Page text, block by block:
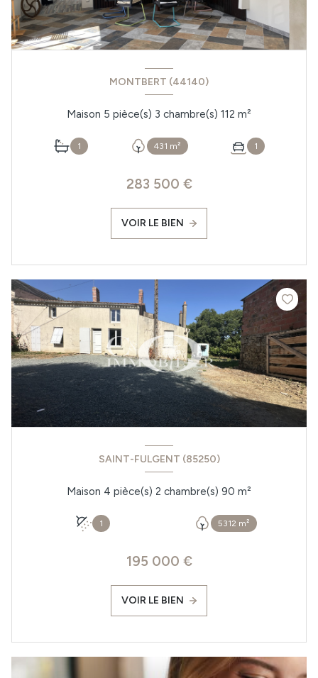
MONTBERT (44140)
Maison 5 pièce(s) 3 chambre(s) 112 m²
1 431 m² 1
283 500 €
VOIR LE BIEN
SAINT-FULGENT (85250)
Maison 4 pièce(s) 2 chambre(s) 90 m²
1 5312 m²
195 000 €
VOIR LE BIEN